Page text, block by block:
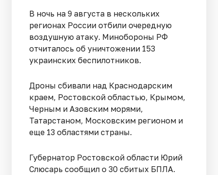
В ночь на 9 августа в нескольких
регионах России отбили очередную
воздушную атаку. Минобороны РФ
отчиталось об уничтожении 153
украинских беспилотников.
Дроны сбивали над Краснодарским
краем, Ростовской областью, Крымом,
Черным и Азовским морями,
Татарстаном, Московским регионом и
еще 13 областями страны.
Губернатор Ростовской области Юрий
Слюсарь сообщил о 30 сбитых БПЛА.